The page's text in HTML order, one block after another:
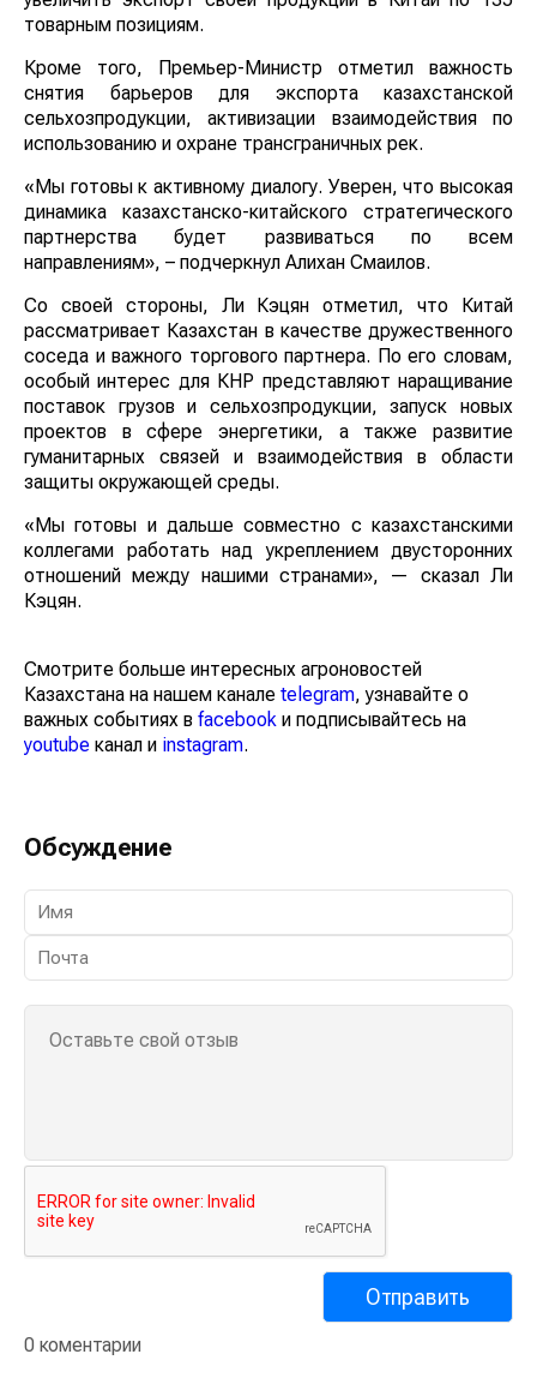
товарным позициям.
Кроме того, Премьер-Министр отметил важность
снятия барьеров для экспорта казахстанской
сельхозпродукции, активизации взаимодействия по
использованию и охране трансграничных рек.
«Мы готовы к активному диалогу. Уверен, что высокая
динамика казахстанско-китайского стратегического
партнерства будет развиваться по всем
направлениям», – подчеркнул Алихан Смаилов.
Со своей стороны, Ли Кэцян отметил, что Китай
рассматривает Казахстан в качестве дружественного
соседа и важного торгового партнера. По его словам,
особый интерес для КНР представляют наращивание
поставок грузов и сельхозпродукции, запуск новых
проектов в сфере энергетики, а также развитие
гуманитарных связей и взаимодействия в области
защиты окружающей среды.
«Мы готовы и дальше совместно с казахстанскими
коллегами работать над укреплением двусторонних
отношений между нашими странами», — сказал Ли
Кэцян.
Смотрите больше интересных агроновостей
Казахстана на нашем канале telegram, узнавайте о
важных событиях в facebook и подписывайтесь на
youtube канал и instagram.
Обсуждение
0 коментарии